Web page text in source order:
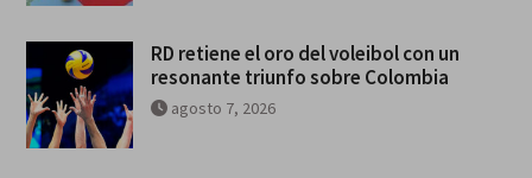
RD retiene el oro del voleibol con un
resonante triunfo sobre Colombia
agosto 7, 2026